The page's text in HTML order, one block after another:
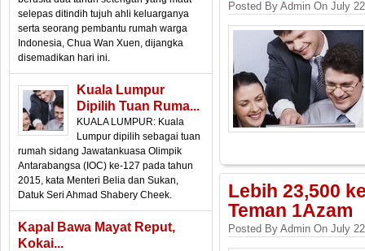
selepas ditindih tujuh ahli keluarganya
serta seorang pembantu rumah warga
Indonesia, Chua Wan Xuen, dijangka
disemadikan hari ini.
Kuala Lumpur
Dipilih Tuan Ruma...
KUALA LUMPUR: Kuala
Lumpur dipilih sebagai tuan
rumah sidang Jawatankuasa Olimpik
Antarabangsa (IOC) ke-127 pada tahun
2015, kata Menteri Belia dan Sukan,
Datuk Seri Ahmad Shabery Cheek.
Kapal Bawa Mayat Reput,
Kokai...
Posted By Admin On July
Lebih 23,500
Teman 1Azam
Posted By Admin On July